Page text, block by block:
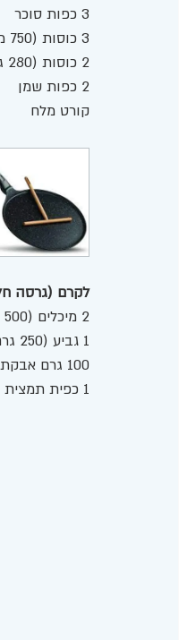
3 כפות סוכר
3 כוסות (750 מ"ל) נוזל (חלב או מים)
2 כוסות (280 גרם) קמח לבן מנופה
2 כפות שמן
קורט מלח
לקרם (גרסה
2 מיכלים (500 מ"ל) שמנת מתוקה
1 גביע (250 גרם) גבינת שמנת 25% (מסקרפונה או נפוליאון)
100 גרם אבקת סוכר
1 כפית תמצית וניל איכותית